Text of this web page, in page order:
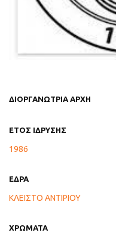
ΔΙΟΡΓΑΝΩΤΡΙΑ ΑΡΧΗ
ΕΤΟΣ ΙΔΡΥΣΗΣ
1986
ΕΔΡΑ
ΚΛΕΙΣΤΟ ΑΝΤΙΡΙΟΥ
ΧΡΩΜΑΤΑ